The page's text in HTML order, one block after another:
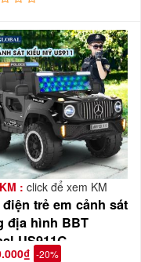
được thiết kế mô
lăng lái xe có nút bấm
Bé được làm chủ
KM : click để xem KM
trẻ em cảnh sát
địa hình BBT
US911G
-20%